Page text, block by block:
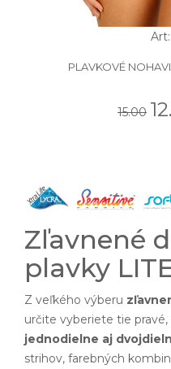
PLAVKOVÉ
15.00
Zľavnené
plavky
Z veľkého výberu
určite vyberiete tie
jednodielne aj
strihov, farebných